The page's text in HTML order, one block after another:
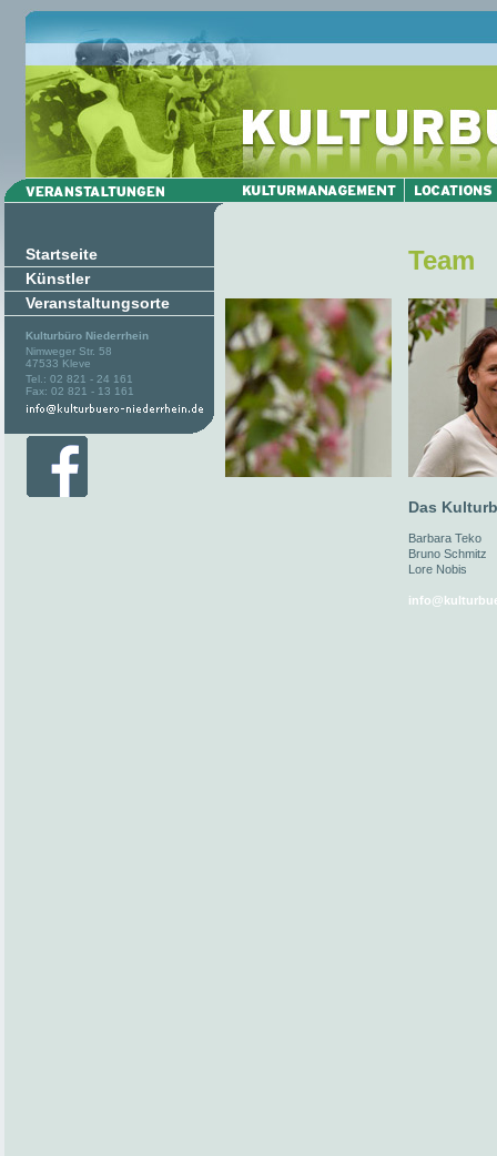
Startseite
Künstler
Veranstaltungsorte
Kulturbüro Niederrhein
Nimweger Str. 58
47533 Kleve
Tel.: 02 821 - 24 161
Fax: 02 821 - 13 161
Team
Das
Barbara Teko
Bruno Schmitz
Lore Nobis